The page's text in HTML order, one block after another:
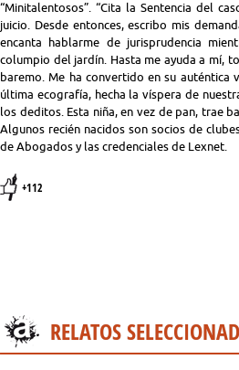
“Minitalentosos”. “Cita la Sentencia del
juicio. Desde entonces, escribo mis
encanta hablarme de jurisprudencia
columpio del jardín. Hasta me ayuda a mí,
baremo. Me ha convertido en su
última ecografía, hecha la víspera de
los deditos. Esta niña, en vez de pan, trae
Algunos recién nacidos son socios de
de Abogados y las credenciales de Lexnet.
+112
RELATOS